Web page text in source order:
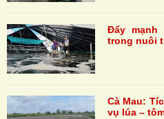
Đẩy
trong nuôi
Cà Mau:
vụ lúa –